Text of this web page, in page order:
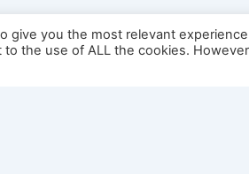
give you the most relevant
to the use of ALL the cookies.